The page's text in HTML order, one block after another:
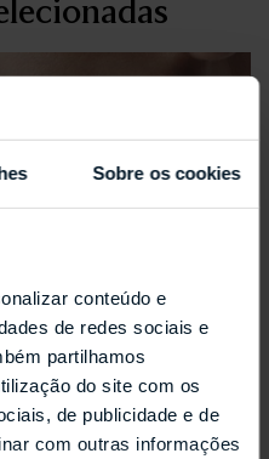
Sobre os cookies
conteúdo e
de redes sociais e
partilhamos
do site com os
de publicidade e de
com outras informações